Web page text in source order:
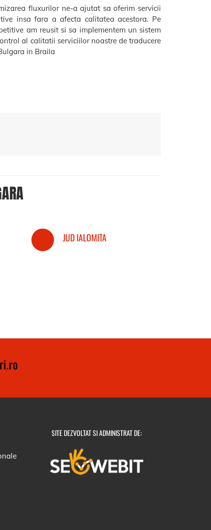
fluxurilor ne-a ajutat sa oferim servicii
insa fara a afecta calitatea acestora. Pe
am reusit si sa implementem un sistem
al calitatii serviciilor noastre de traducere
in Braila
JUD IALOMITA
SITE DEZVOLTAT SI ADMINISTRAT DE: